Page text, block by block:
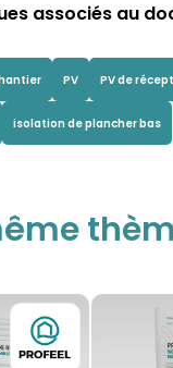
associés au
PV PV de
isolation de plancher bas